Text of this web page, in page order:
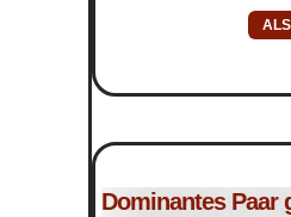
Dominantes Paar